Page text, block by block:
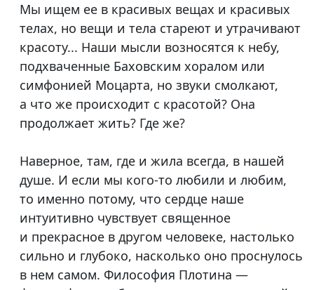
Мы ищем ее в красивых вещах и красивых
телах, но вещи и тела стареют и утрачивают
красоту... Наши мысли возносятся к небу,
подхваченные Баховским хоралом или
симфонией Моцарта, но звуки смолкают,
а что же происходит с красотой? Она
продолжает жить? Где же?
Наверное, там, где и жила всегда, в нашей
душе. И если мы кого-то любили и любим,
то именно потому, что сердце наше
интуитивно чувствует священное
и прекрасное в другом человеке, настолько
сильно и глубоко, насколько оно проснулось
в нем самом. Философия Плотина —